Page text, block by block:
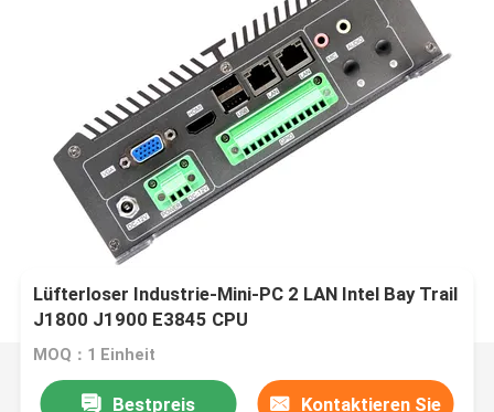
Lüfterloser Industrie-Mini-PC 2 LAN Intel Bay Trail
J1800 J1900 E3845 CPU
MOQ：1 Einheit
Bestpreis Kontaktieren Sie